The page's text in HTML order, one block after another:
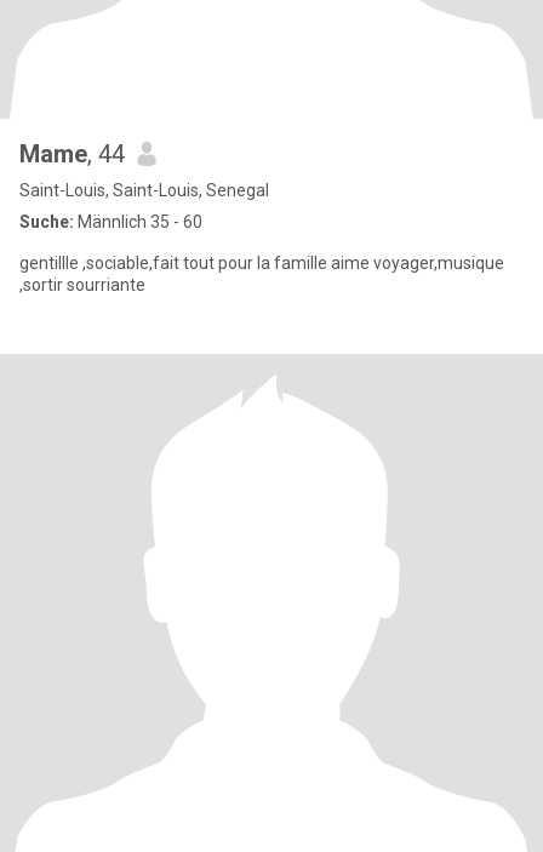
Mame, 44
Saint-Louis, Saint-Louis, Senegal
Suche: Männlich 35 - 60
gentillle ,sociable,fait tout pour la famille aime voyager,musique
,sortir sourriante